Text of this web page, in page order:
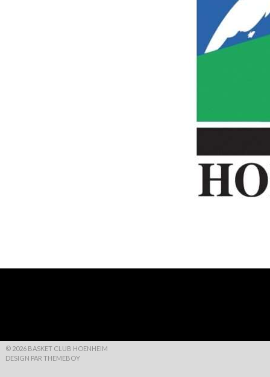
© 2026 BASKET CLUB HOENHEIM
DESIGN PAR THEMEBOY